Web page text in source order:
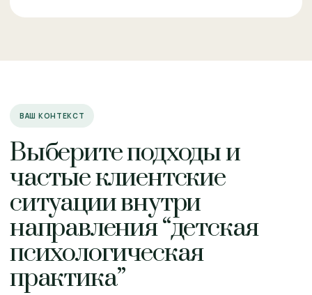
ВАШ КОНТЕКСТ
Выберите подходы и
частые клиентские
ситуации внутри
направления “детская
психологическая
практика”